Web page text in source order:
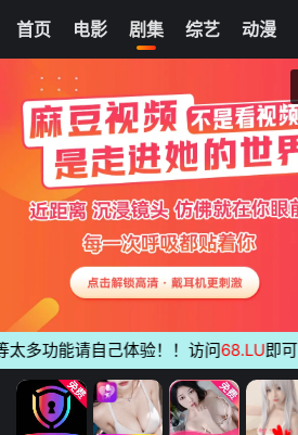
首页 电影 剧集 综艺 动漫
我的阿勒泰
清空
能请自己体验！！访问 68.LU即可下载